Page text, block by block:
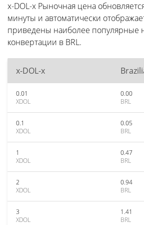
x-DOL-x Рыночная цена
минуты и автоматически
приведены наиболее популярные
конвертации в BRL.
x-DOL-x
0.01
XDOL
0.00
BRL
0.1
XDOL
0.05
BRL
1
XDOL
0.47
BRL
2
XDOL
0.94
BRL
3
XDOL
1.41
BRL